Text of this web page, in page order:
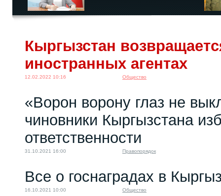
Кыргызстан
иностранных агентах
12.02.2022 10:16 Общество
«Ворон ворону глаз не
чиновники Кыргызстана
ответственности
31.10.2021 16:00 Правопорядок
Все о госнаградах в
16.10.2021 10:00 Общество